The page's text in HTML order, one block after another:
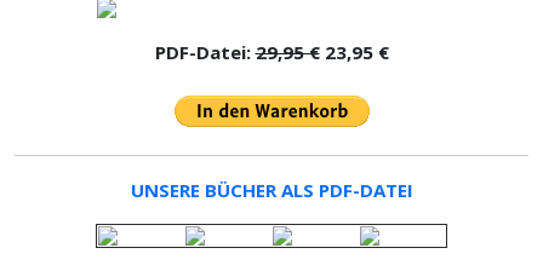
PDF-Datei:29,95 €23,95 €
UNSERE BÜCHER ALS PDF-DATEI